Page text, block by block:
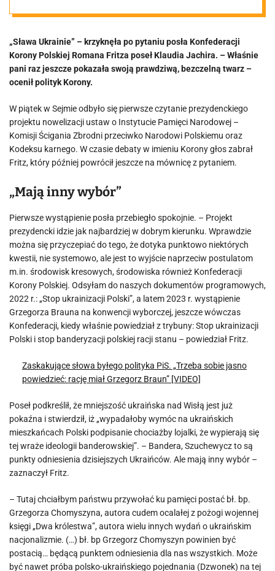
wytrzymała po
pytaniu Fritza
[VIDEO]
„Sława Ukrainie” – krzyknęła po pytaniu posła Konfederacji
Korony Polskiej Romana Fritza poseł Klaudia Jachira. – Właśnie
pani raz jeszcze pokazała swoją prawdziwą, bezczelną twarz –
ocenił polityk Korony.
W piątek w Sejmie odbyło się pierwsze czytanie prezydenckiego
projektu nowelizacji ustaw o Instytucie Pamięci Narodowej –
Komisji Ścigania Zbrodni przeciwko Narodowi Polskiemu oraz
Kodeksu karnego. W czasie debaty w imieniu Korony głos zabrał
Fritz, który później powrócił jeszcze na mównicę z pytaniem.
„Mają inny wybór”
Pierwsze wystąpienie posła przebiegło spokojnie. – Projekt
prezydencki idzie jak najbardziej w dobrym kierunku. Wprawdzie
można się przyczepiać do tego, że dotyka punktowo niektórych
kwestii, nie systemowo, ale jest to wyjście naprzeciw postulatom
m.in. środowisk kresowych, środowiska również Konfederacji
Korony Polskiej. Odsyłam do naszych dokumentów programowych,
2022 r.: „Stop ukrainizacji Polski”, a latem 2023 r. wystąpienie
Grzegorza Brauna na konwencji wyborczej, jeszcze wówczas
Konfederacji, kiedy właśnie powiedział z trybuny: Stop ukrainizacji
Polski i stop banderyzacji polskiej racji stanu – powiedział Fritz.
Zaskakujące słowa byłego polityka PiS. „Trzeba sobie jasno
powiedzieć: rację miał Grzegorz Braun” [VIDEO]
Poseł podkreślił, że mniejszość ukraińska nad Wisłą jest już
pokaźna i stwierdził, iż „wypadałoby wymóc na ukraińskich
mieszkańcach Polski podpisanie chociażby lojalki, że wypierają się
tej wraże ideologii banderowskiej”. – Bandera, Szuchewycz to są
punkty odniesienia dzisiejszych Ukraińców. Ale mają inny wybór –
zaznaczył Fritz.
– Tutaj chciałbym państwu przywołać ku pamięci postać bł. bp.
Grzegorza Chomyszyna, autora cudem ocalałej z pożogi wojennej
księgi „Dwa królestwa”, autora wielu innych wydań o ukraińskim
nacjonalizmie. (…) bł. bp Grzegorz Chomyszyn powinien być
postacią… będącą punktem odniesienia dla nas wszystkich. Może
być nawet próba polsko-ukraińskiego pojednania (Dzwonek) na tej